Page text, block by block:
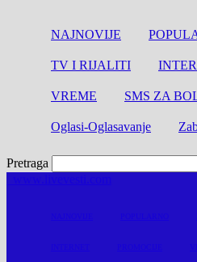
NAJNOVIJE
TV I RIJALITI
VREME SMS ZA
Oglasi-Oglasavanje
Pretraga